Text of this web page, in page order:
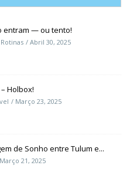
entram — ou tento!
Abril 30, 2025
Holbox!
Março 23, 2025
de Sonho entre Tulum e...
Março 21, 2025